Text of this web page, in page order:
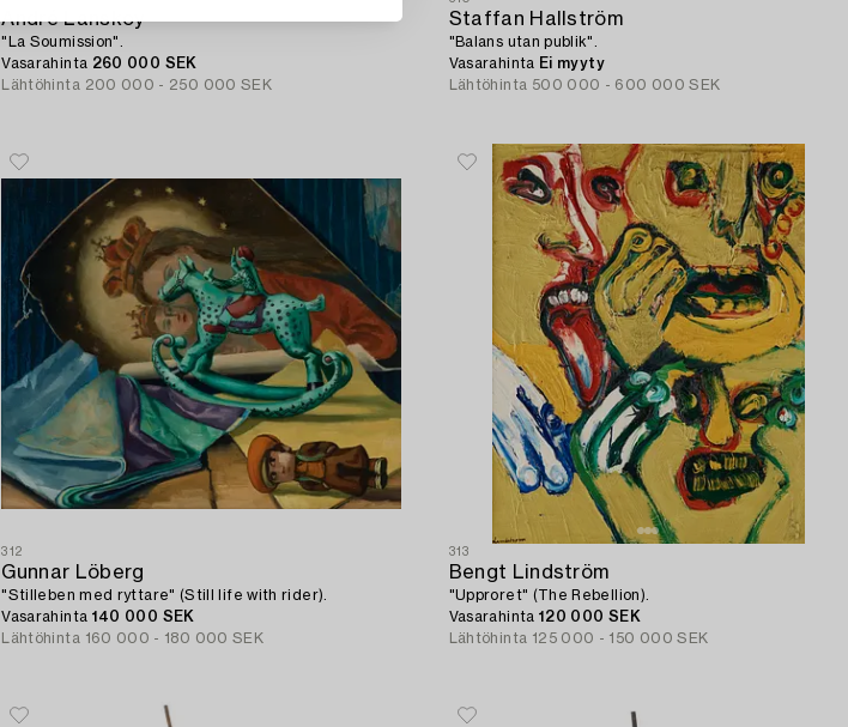
André Lanskoy
"La Soumission".
Vasarahinta 260 000 SEK
Lähtöhinta 200 000 - 250 000 SEK
Staffan Hallström
"Balans utan publik".
Vasarahinta Ei myyty
Lähtöhinta 500 000 - 600 000 SEK
312
Gunnar Löberg
"Stilleben med ryttare" (Still life with rider).
Vasarahinta 140 000 SEK
Lähtöhinta 160 000 - 180 000 SEK
313
Bengt Lindström
"Upproret" (The Rebellion).
Vasarahinta 120 000 SEK
Lähtöhinta 125 000 - 150 000 SEK